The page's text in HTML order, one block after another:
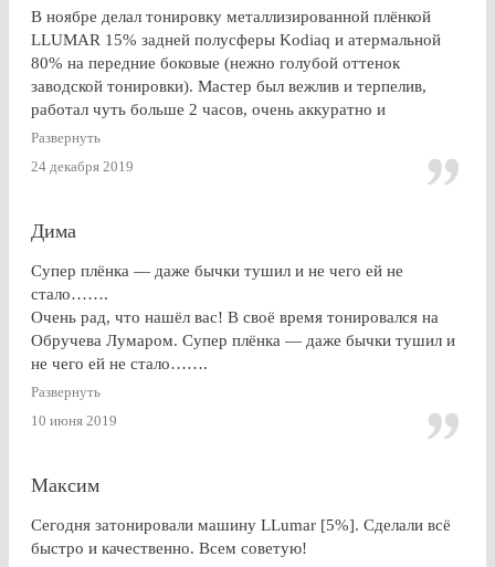
В ноябре делал тонировку металлизированной плёнкой
LLUMAR 15% задней полусферы Kodiaq и атермальной
80% на передние боковые (нежно голубой оттенок
заводской тонировки). Мастер был вежлив и терпелив,
работал чуть больше 2 часов, очень аккуратно и
профессионально. Результат на 5+ ! Особенно приятно
получить гарантию на работу и плёнку. Отдельное спасибо
за консультацию, как до работ, так по их завершении!
Развернуть
24 декабря 2019
Дима
Супер плёнка — даже бычки тушил и не чего ей не
стало…….
Очень рад, что нашёл вас! В своё время тонировался на
Обручева Лумаром. Супер плёнка — даже бычки тушил и
не чего ей не стало…….
Развернуть
10 июня 2019
Максим
Сегодня затонировали машину LLumar [5%]. Сделали всё
быстро и качественно. Всем советую!